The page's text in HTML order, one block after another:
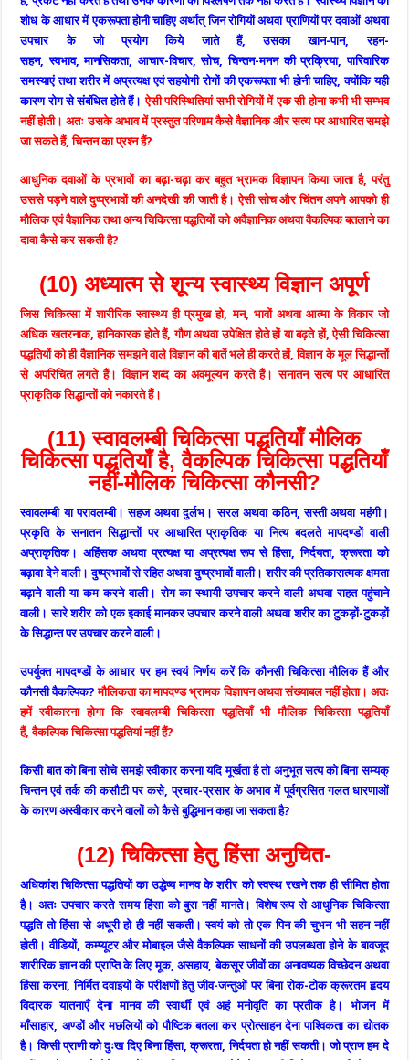
शोध के आधार में एकरूपता होनी चाहिए अर्थात् जिन रोगियों अथवा प्राणियों पर दवाओं अथवा
उपचार के जो प्रयोग किये जाते हैं, उसका खान-पान, रहन-
सहन, स्वभाव, मानसिकता, आचार-विचार, सोच, चिन्तन-मनन की प्रक्रिया, पारिवारिक
समस्याएं तथा शरीर में अप्रत्यक्ष एवं सहयोगी रोगों की एकरूपता भी होनी चाहिए, क्योंकि यही
कारण रोग से संबंधित होते हैं।ऐसी परिस्थितियां सभी रोगियों में एक सी होना कभी भी सम्भव
नहीं होती। अतः उसके अभाव में प्रस्तुत परिणाम कैसे वैज्ञानिक और सत्य पर आधारित समझे
जा सकते हैं, चिन्तन का प्रश्न हैं?
आधुनिक दवाओं के प्रभावों का बढ़ा-चढ़ा कर बहुत भ्रामक विज्ञापन किया जाता है, परंतु
उससे पड़ने वाले दुष्प्रभावों की अनदेखी की जाती है। ऐसी सोच और चिंतन अपने आपको ही
मौलिक एवं वैज्ञानिक तथा अन्य चिकित्सा पद्धतियों को अवैज्ञानिक अथवा वैकल्पिक बतलाने का
दावा कैसे कर सकती है?
(10) अध्यात्म से शून्य स्वास्थ्य विज्ञान अपूर्ण
जिस चिकित्सा में शारीरिक स्वास्थ्य ही प्रमुख हो, मन, भावों अथवा आत्मा के विकार जो
अधिक खतरनाक, हानिकारक होते हैं, गौण अथवा उपेक्षित होते हों या बढ़ते हों, ऐसी चिकित्सा
पद्धतियों को ही वैज्ञानिक समझने वाले विज्ञान की बातें भले ही करते हों, विज्ञान के मूल सिद्धान्तों
से अपरिचित लगते हैं। विज्ञान शब्द का अवमूल्यन करते हैं। सनातन सत्य पर आधारित
प्राकृतिक सिद्धान्तों को नकारते हैं।
(11) स्वावलम्बी चिकित्सा पद्धतियाँ मौलिक
चिकित्सा पद्धतियाँ है, वैकल्पिक चिकित्सा पद्धतियाँ
नहीं-मौलिक चिकित्सा कौनसी?
स्वावलम्बी या परावलम्बी। सहज अथवा दुर्लभ। सरल अथवा कठिन, सस्ती अथवा महंगी।
प्रकृति के सनातन सिद्धान्तों पर आधारित प्राकृतिक या नित्य बदलते मापदण्डों वाली
अप्राकृतिक। अहिंसक अथवा प्रत्यक्ष या अप्रत्यक्ष रूप से हिंसा, निर्दयता, क्रूरता को
बढ़ावा देने वाली। दुष्प्रभावों से रहित अथवा दुष्प्रभावों वाली। शरीर की प्रतिकारात्मक क्षमता
बढ़ाने वाली या कम करने वाली। रोग का स्थायी उपचार करने वाली अथवा राहत पहुंचाने
वाली। सारे शरीर को एक इकाई मानकर उपचार करने वाली अथवा शरीर का टुकड़ों-टुकड़ों
के सिद्धान्त पर उपचार करने वाली।
उपर्युक्त मापदण्डों के आधार पर हम स्वयं निर्णय करें कि कौनसी चिकित्सा मौलिक हैं और
कौनसी वैकल्पिक?मौलिकता का मापदण्ड भ्रामक विज्ञापन अथवा संख्याबल नहीं होता। अतः
हमें स्वीकारना होगा कि स्वावलम्बी चिकित्सा पद्धतियाँ भी मौलिक चिकित्सा पद्धतियाँ
हैं, वैकल्पिक चिकित्सा पद्धतियां नहीं हैं?
किसी बात को बिना सोचे समझे स्वीकार करना यदि मूर्खता है तो अनुभूत सत्य को बिना सम्यक्
चिन्तन एवं तर्क की कसौटी पर कसे, प्रचार-प्रसार के अभाव में पूर्वग्रसित गलत धारणाओं
के कारण अस्वीकार करने वालों को कैसे बुद्धिमान कहा जा सकता है?
(12) चिकित्सा हेतु हिंसा अनुचित-
अधिकांश चिकित्सा पद्धतियों का उद्धेष्य मानव के शरीर को स्वस्थ रखने तक ही सीमित होता
है। अतः उपचार करते समय हिंसा को बुरा नहीं मानते। विशेष रूप से आधुनिक चिकित्सा
पद्धति तो हिंसा से अधूरी हो ही नहीं सकती। स्वयं को तो एक पिन की चुभन भी सहन नहीं
होती। वीडियों, कम्प्यूटर और मोबाइल जैसे वैकल्पिक साधनों की उपलब्धता होने के बावजूद
शारीरिक ज्ञान की प्राप्ति के लिए मूक, असहाय, बेकसूर जीवों का अनावष्यक विच्छेदन अथवा
हिंसा करना, निर्मित दवाइयों के परीक्षणों हेतु जीव-जन्तुओं पर बिना रोक-टोक क्रूरतम हृदय
विदारक यातनाएँ देना मानव की स्वार्थी एवं अहं मनोवृति का प्रतीक है। भोजन में
माँसाहार, अण्डों और मछलियों को पौष्टिक बतला कर प्रोत्साहन देना पाश्विकता का द्योतक
है। किसी प्राणी को दुःख दिए बिना हिंसा, क्रूरता, निर्दयता हो नहीं सकती। जो प्राण हम दे